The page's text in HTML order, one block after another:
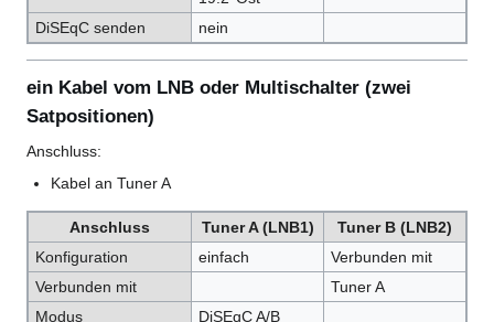
DiSEqC senden
nein
ein Kabel vom LNB oder Multischalter (zwei
Satpositionen)
Anschluss:
Kabel an Tuner A
Anschluss Tuner A (LNB1)
Tuner B (LNB2)
Konfiguration
einfach
Verbunden mit
Verbunden mit
Tuner A
Modus
DiSEqC A/B